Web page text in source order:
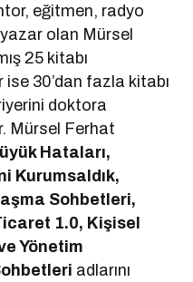
eğitmen, radyo
olan Mürsel
25 kitabı
ise 30’dan fazla kitabı
doktora
Mürsel Ferhat
Hataları,
Kurumsaldık,
Sohbetleri,
1.0, Kişisel
Yönetim
adlarını